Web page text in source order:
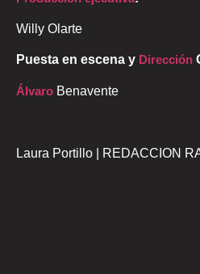
Willy Olarte
Puesta en escena y Dirección
Álvaro Benavente
Laura Portillo | REDACCION